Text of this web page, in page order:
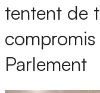
tentent de
Parlement